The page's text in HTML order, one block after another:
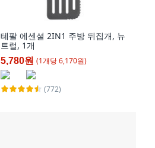
테팔 에센셜 2IN1 주방 뒤집개, 뉴
트럴, 1개
5,780원 (1개당6,170원)
(772)